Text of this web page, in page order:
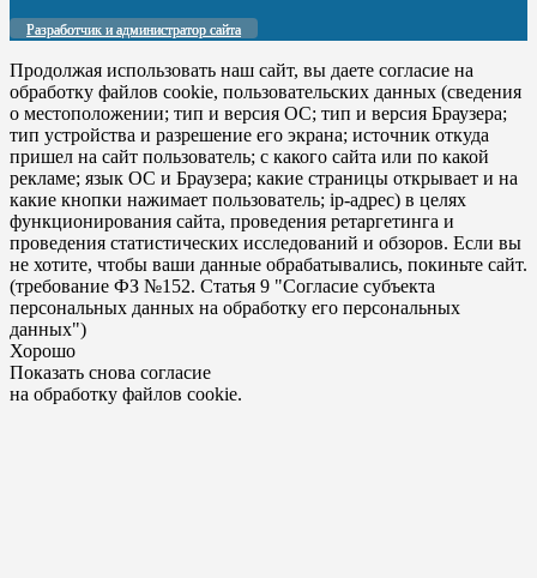
Разработчик и администратор сайта
Продолжая использовать наш сайт, вы даете согласие на
обработку файлов cookie, пользовательских данных (сведения
о местоположении; тип и версия ОС; тип и версия Браузера;
тип устройства и разрешение его экрана; источник откуда
пришел на сайт пользователь; с какого сайта или по какой
рекламе; язык ОС и Браузера; какие страницы открывает и на
какие кнопки нажимает пользователь; ip-адрес) в целях
функционирования сайта, проведения ретаргетинга и
проведения статистических исследований и обзоров. Если вы
не хотите, чтобы ваши данные обрабатывались, покиньте сайт.
(требование ФЗ №152. Статья 9 "Согласие субъекта
персональных данных на обработку его персональных
данных")
Хорошо
Показать снова согласие
на обработку файлов cookie.